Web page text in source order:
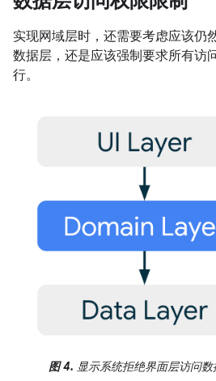
实现网域层时，还需要考虑应该仍
数据层，还是应该强制要求所有访
行。
图 4. 显示系统拒绝界面层访问数